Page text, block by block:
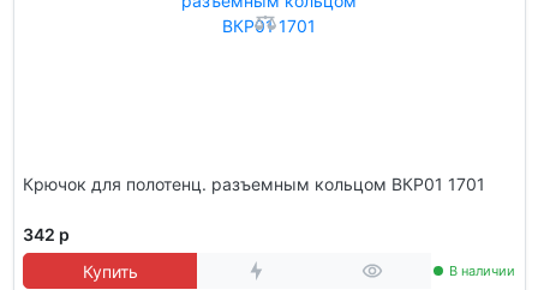
Крючок для полотенц. разъемным кольцом ВКР01 1701
342 р
Купить
В наличии